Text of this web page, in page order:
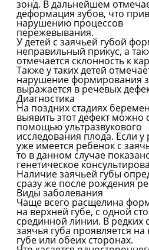
зонд. В дальнейшем
деформация зубов, что
нарушению процессов
пережевывания.
У детей с заячьей губой
неправильный прикус, а
отмечается склонность к
Также у таких детей
нарушение формирования
выражается в речевых
Диагностика
На поздних стадиях
выявить этот дефект можно
помощью ультразвукового
исследования плода. Если у
уже имеется ребенок с
то в данном случае
генетическое
Наличие заячьей губы
сразу же после рождения
Виды заболевания
Чаще всего расщелина
на верхней губе, с одной
срединной линии. В редких
заячья губа проявляется
губе или обеих сторонах.